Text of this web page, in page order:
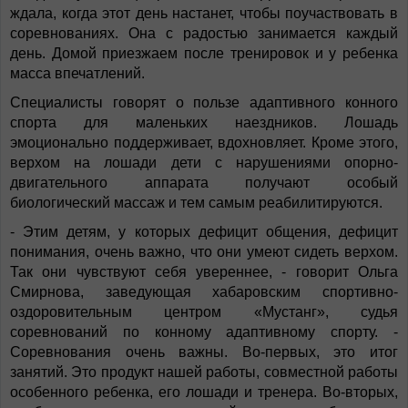
ждала, когда этот день настанет, чтобы поучаствовать в
соревнованиях. Она с радостью занимается каждый
день. Домой приезжаем после тренировок и у ребенка
масса впечатлений.
Специалисты говорят о пользе адаптивного конного
спорта для маленьких наездников. Лошадь
эмоционально поддерживает, вдохновляет. Кроме этого,
верхом на лошади дети с нарушениями опорно-
двигательного аппарата получают особый
биологический массаж и тем самым реабилитируются.
- Этим детям, у которых дефицит общения, дефицит
понимания, очень важно, что они умеют сидеть верхом.
Так они чувствуют себя увереннее, - говорит Ольга
Смирнова, заведующая хабаровским спортивно-
оздоровительным центром «Мустанг», судья
соревнований по конному адаптивному спорту. -
Соревнования очень важны. Во-первых, это итог
занятий. Это продукт нашей работы, совместной работы
особенного ребенка, его лошади и тренера. Во-вторых,